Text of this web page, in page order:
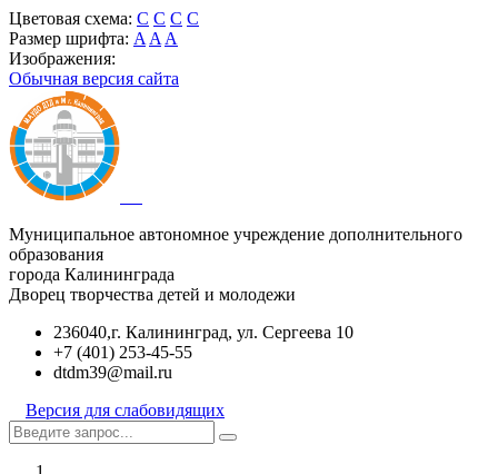
Цветовая схема: C C C C
Размер шрифта: A A A
Изображения:
Обычная версия сайта
Муниципальное автономное учреждение дополнительного
образования
города Калининграда
Дворец творчества детей и молодежи
236040,г. Калининград, ул. Сергеева 10
+7 (401) 253-45-55
dtdm39@mail.ru
Версия для слабовидящих